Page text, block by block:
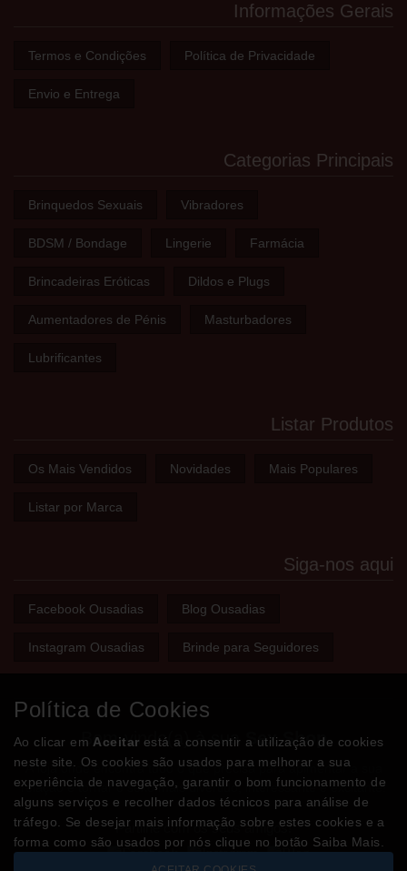
Informações Gerais
Termos e Condições Política de Privacidade
Envio e Entrega
Categorias Principais
Brinquedos Sexuais Vibradores
BDSM / Bondage Lingerie Farmácia
Brincadeiras Eróticas Dildos e Plugs
Aumentadores de Pénis Masturbadores
Lubrificantes
Listar Produtos
Os Mais Vendidos Novidades Mais Populares
Listar por Marca
Siga-nos aqui
Facebook Ousadias Blog Ousadias
Instagram Ousadias Brinde para Seguidores
Bem-vindo(a) à sua Sex Shop
A loja onde encontra tudo o que precisa para apimentar a sua
relação e tornar o sexo mais divertido, interessante e excitante!
Partilhe com os seus amigos!
Política de Cookies
Ao clicar em Aceitar está a consentir a utilização de cookies
neste site. Os cookies são usados para melhorar a sua
experiência de navegação, garantir o bom funcionamento de
alguns serviços e recolher dados técnicos para análise de
tráfego. Se desejar mais informação sobre estes cookies e a
forma como são usados por nós clique no botão Saiba Mais.